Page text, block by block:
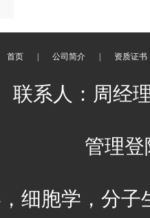
首页 公司简介 资质证书
联系人：周经
管理登
细胞学，分